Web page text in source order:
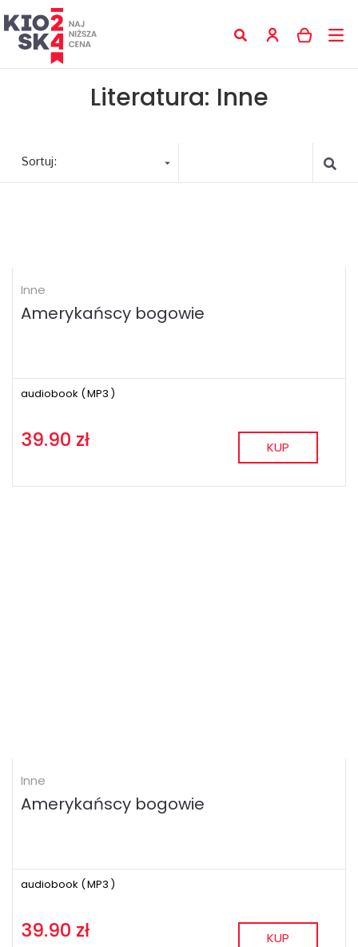
Literatura: Inne
Sortuj:
Inne
Amerykańscy bogowie
audiobook (MP3 )
39.90 zł KUP
Inne
Amerykańscy bogowie
audiobook (MP3 )
39.90 zł KUP